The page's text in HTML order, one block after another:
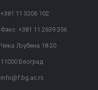
+381 11 3206 102
Факс: +381 11 2639 356
Чика Љубина 18-20
11000 Београд
info@f.bg.ac.rs